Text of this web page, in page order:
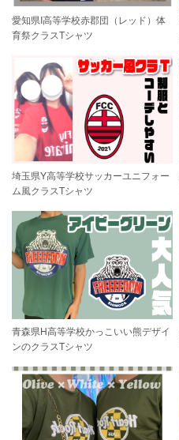
愛知県I高等学校赤郡団（レッド）体
育祭クラスTシャツ
埼玉県Y高等学校サッカーユニフォー
ム風クラスTシャツ
青森県H高等学校かっこいい熊デザイ
ンのクラスTシャツ